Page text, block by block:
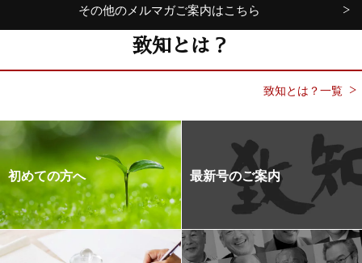
その他のメルマガご案内はこちら
致知とは？
致知とは？一覧
初めての方へ 最新号のご案内